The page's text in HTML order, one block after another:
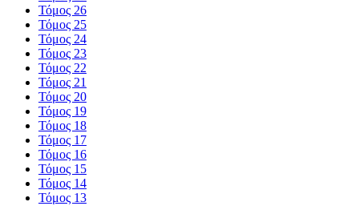
Τόμος 26
Τόμος 25
Τόμος 24
Τόμος 23
Τόμος 22
Τόμος 21
Τόμος 20
Τόμος 19
Τόμος 18
Τόμος 17
Τόμος 16
Τόμος 15
Τόμος 14
Τόμος 13